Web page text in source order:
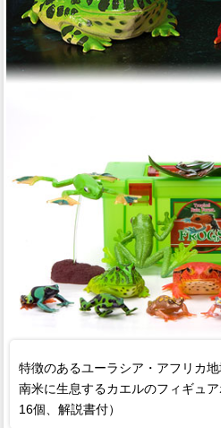
特徴のあるユーラシア・アフリカ
南米に生息するカエルのフィギュ
16個、解説書付）